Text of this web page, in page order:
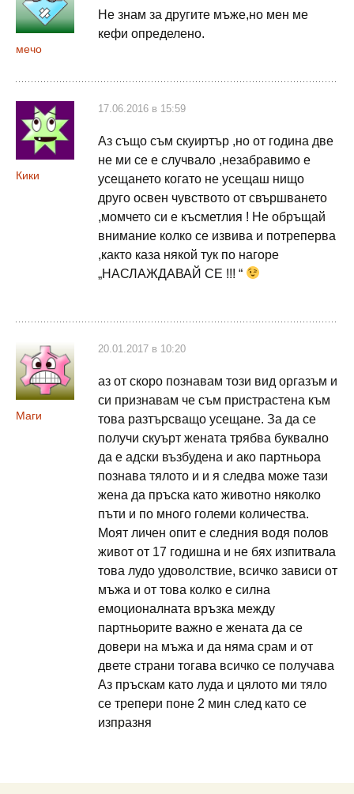
мечо
Не знам за другите мъже,но мен ме
кефи определено.
Кики
17.06.2016 в 15:59
Аз също съм скуиртър ,но от година две
не ми се е случвало ,незабравимо е
усещането когато не усещаш нищо
друго освен чувството от свършването
,момчето си е късметлия ! Не обръщай
внимание колко се извива и потреперва
,както каза някой тук по нагоре
„НАСЛАЖДАВАЙ СЕ !!! “
Маги
20.01.2017 в 10:20
аз от скоро познавам този вид оргазъм и
си признавам че съм пристрастена към
това разтърсващо усещане. За да се
получи скуърт жената трябва буквално
да е адски възбудена и ако партньора
познава тялото и и я следва може тази
жена да пръска като животно няколко
пъти и по много големи количества.
Моят личен опит е следния водя полов
живот от 17 годишна и не бях изпитвала
това лудо удоволствие, всичко зависи от
мъжа и от това колко е силна
емоционалната връзка между
партньорите важно е жената да се
довери на мъжа и да няма срам и от
двете страни тогава всичко се получава
Аз пръскам като луда и цялото ми тяло
се трепери поне 2 мин след като се
изпразня